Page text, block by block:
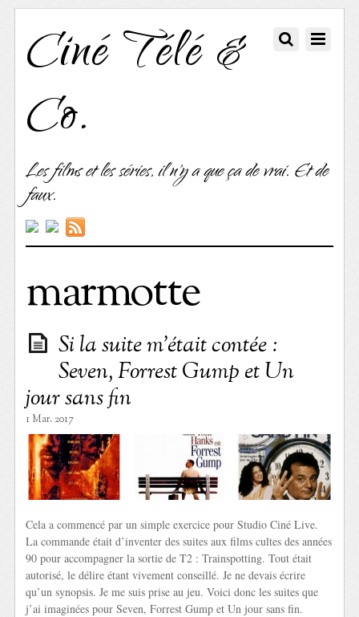
Ciné Télé &
Co.
Les films et les séries, il n'y a que ça de vrai. Et de
faux.
marmotte
Si la suite m’était contée :
Seven, Forrest Gump et Un
jour sans fin
1 Mar. 2017
Cela a commencé par un simple exercice pour Studio Ciné Live.
La commande était d’inventer des suites aux films cultes des années
90 pour accompagner la sortie de T2 : Trainspotting. Tout était
autorisé, le délire étant vivement conseillé. Je ne devais écrire
qu’un synopsis. Je me suis prise au jeu. Voici donc les suites que
j’ai imaginées pour Seven, Forrest Gump et Un jour sans fin.